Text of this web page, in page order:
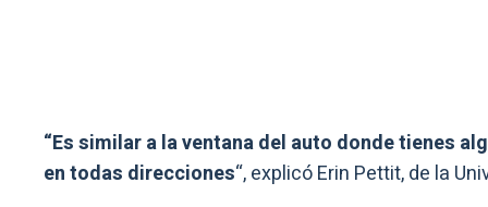
“Es similar a la ventana del auto donde tienes
en todas direcciones“, explicó Erin Pettit, de la